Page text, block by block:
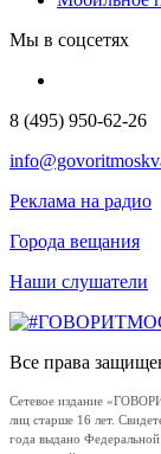
Мы в соцсетях
8 (495) 950-62-26
Реклама на радио
Города вещания
Наши слушатели
Все права
Сетевое издание
лиц старше 16 лет.
года выдано